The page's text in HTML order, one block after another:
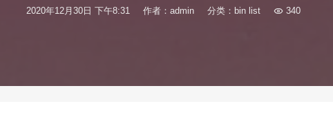
2020年12月30日 下午8:31 作者：admin 分类： bin list 340